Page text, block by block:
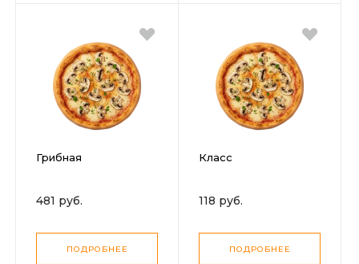
Грибная
481 руб.
ПОДРОБНЕЕ
Класс
118 руб.
ПОДРОБНЕЕ